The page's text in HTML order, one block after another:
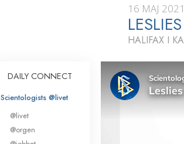
Vad
Scientology
Träffa en
Inne i en Kyrka
Scientologys
16 MAJ 2021
HALIFAX I
DAILY CONNECT
Scientologists @livet
@livet
@orgen